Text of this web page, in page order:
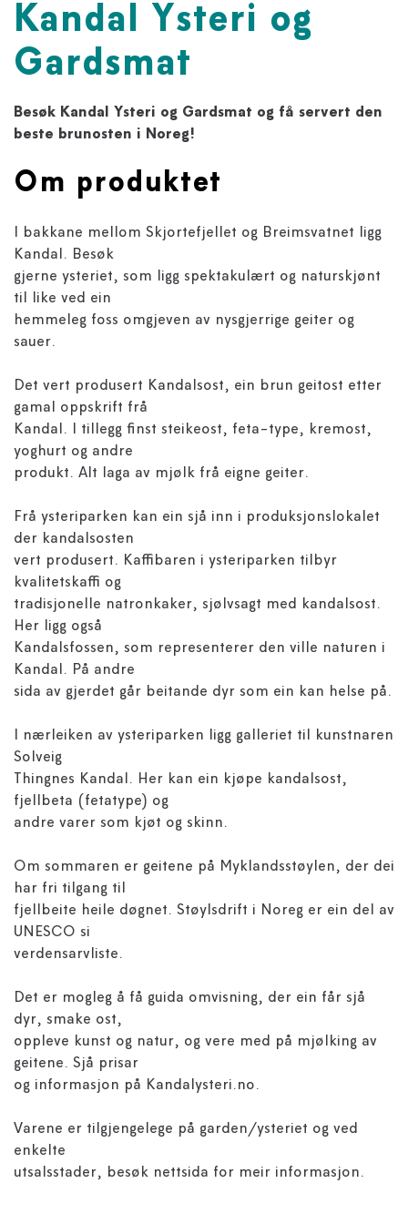
Kandal Ysteri og
Gardsmat
Besøk Kandal Ysteri og Gardsmat og få servert den
beste brunosten i Noreg!
Om produktet
I bakkane mellom Skjortefjellet og Breimsvatnet ligg
Kandal. Besøk
gjerne ysteriet, som ligg spektakulært og naturskjønt
til like ved ein
hemmeleg foss omgjeven av nysgjerrige geiter og
sauer.
Det vert produsert Kandalsost, ein brun geitost etter
gamal oppskrift frå
Kandal. I tillegg finst steikeost, feta-type, kremost,
yoghurt og andre
produkt. Alt laga av mjølk frå eigne geiter.
Frå ysteriparken kan ein sjå inn i produksjonslokalet
der kandalsosten
vert produsert. Kaffibaren i ysteriparken tilbyr
kvalitetskaffi og
tradisjonelle natronkaker, sjølvsagt med kandalsost.
Her ligg også
Kandalsfossen, som representerer den ville naturen i
Kandal. På andre
sida av gjerdet går beitande dyr som ein kan helse på.
I nærleiken av ysteriparken ligg galleriet til kunstnaren
Solveig
Thingnes Kandal. Her kan ein kjøpe kandalsost,
fjellbeta (fetatype) og
andre varer som kjøt og skinn.
Om sommaren er geitene på Myklandsstøylen, der dei
har fri tilgang til
fjellbeite heile døgnet. Støylsdrift i Noreg er ein del av
UNESCO si
verdensarvliste.
Det er mogleg å få guida omvisning, der ein får sjå
dyr, smake ost,
oppleve kunst og natur, og vere med på mjølking av
geitene. Sjå prisar
og informasjon på Kandalysteri.no.
Varene er tilgjengelege på garden/ysteriet og ved
enkelte
utsalsstader, besøk nettsida for meir informasjon.